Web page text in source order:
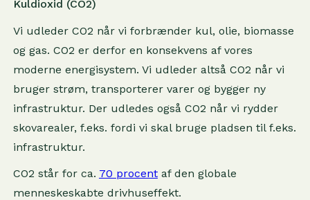
Kuldioxid (CO2)
Vi udleder CO2 når vi forbrænder kul, olie, biomasse
og gas. CO2 er derfor en konsekvens af vores
moderne energisystem. Vi udleder altså CO2 når vi
bruger strøm, transporterer varer og bygger ny
infrastruktur. Der udledes også CO2 når vi rydder
skovarealer, f.eks. fordi vi skal bruge pladsen til f.eks.
infrastruktur.
CO2 står for ca. 70 procentaf den globale
menneskeskabte drivhuseffekt.